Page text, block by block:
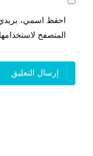
احفظ اسمي، بريدي
المتصفح